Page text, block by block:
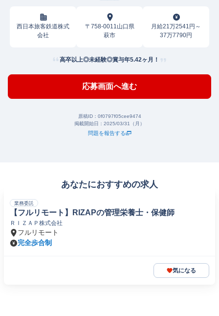
西日本旅客鉄道株式
会社
〒758-0011山口県
萩市
月給21万2541円～
37万7790円
高卒以上◎未経験◎賞与年5.42ヶ月！
応募画面へ進む
原稿ID： 0f0797f05cee9474
掲載開始日： 2025/03/31（月）
問題を報告する
あなたにおすすめの求人
業務委託
【フルリモート】RIZAPの管理栄養士・保健師
ＲＩＺＡＰ株式会社
フルリモート
完全歩合制
気になる